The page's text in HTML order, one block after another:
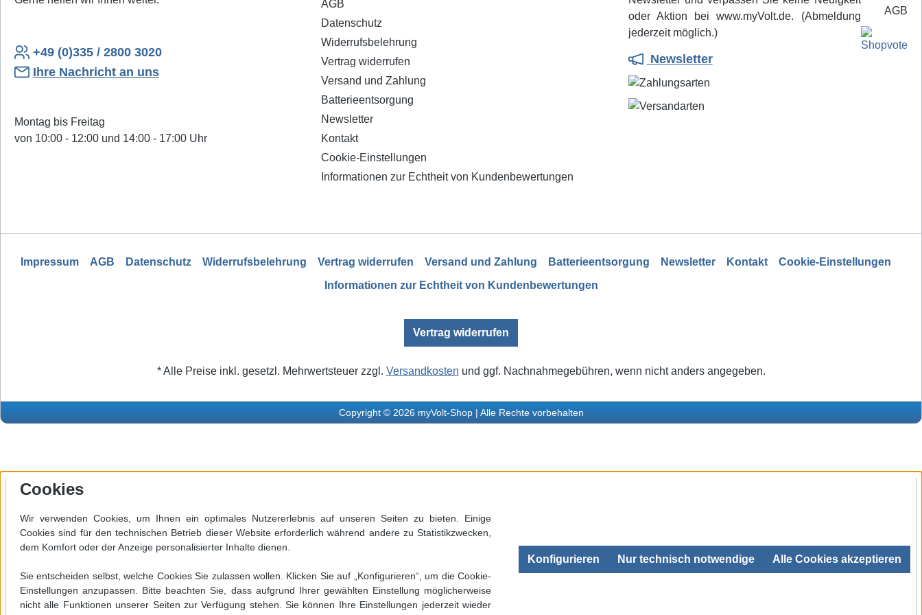
Kompatibel mit bleifreien und
bleihaltigen Legierungen Absolut
Flussmittel dagegen in kaltem
Zustand auf die Lötstelle
aufgetragen. Erst beim Zubringen
des heißflüssigen Lotes mit der
Lötspitze wird das Flussmittel auf
+49 (0)335 / 2800 3020
Ihre Nachricht an uns
Montag bis Freitag
von 10:00 - 12:00 und 14:00 - 17:00 Uhr
AGB
Datenschutz
Widerrufsbelehrung
Vertrag widerrufen
Versand und Zahlung
Batterieentsorgung
Newsletter
Kontakt
Cookie-Einstellungen
Informationen zur Echtheit von Kundenbewertungen
oder Aktion bei www.myVolt.de. (Abmeldung
jederzeit möglich.)
Newsletter
Impressum AGB Datenschutz Widerrufsbelehrung Vertrag widerrufen Versand und Zahlung Batterieentsorgung Newsletter Kontakt
Cookie-Einstellungen
Informationen zur Echtheit von Kundenbewertungen
Vertrag widerrufen
* Alle Preise inkl. gesetzl. Mehrwertsteuer zzgl. Versandkosten und ggf. Nachnahmegebühren, wenn nicht anders angegeben.
Copyright © 2026 myVolt-Shop | Alle Rechte vorbehalten
Werkzeugleiste anzeigen
Cookies
Wir verwenden Cookies, um Ihnen ein optimales Nutzererlebnis auf unseren Seiten zu bieten. Einige
Cookies sind für den technischen Betrieb dieser Website erforderlich während andere zu Statistikzwecken,
dem Komfort oder der Anzeige personalisierter Inhalte dienen.
Sie entscheiden selbst, welche Cookies Sie zulassen wollen. Klicken Sie auf „Konfigurieren“, um die Cookie-
Einstellungen anzupassen. Bitte beachten Sie, dass aufgrund Ihrer gewählten Einstellung möglicherweise
nicht alle Funktionen unserer Seiten zur Verfügung stehen. Sie können Ihre Einstellungen jederzeit wieder
Nur technisch notwendige
Konfigurieren Alle Cookies akzeptieren
SEHR GUT